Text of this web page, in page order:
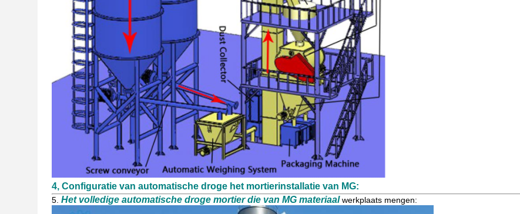
4, Configuratie van automatische droge het mortierinstallatie van MG:
5. Het volledige automatische droge mortier die van MG materiaalwerkplaats mengen: